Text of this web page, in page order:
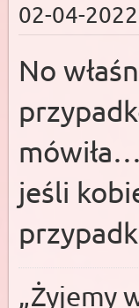
02-04-
No
jeśli
„Żyjemy